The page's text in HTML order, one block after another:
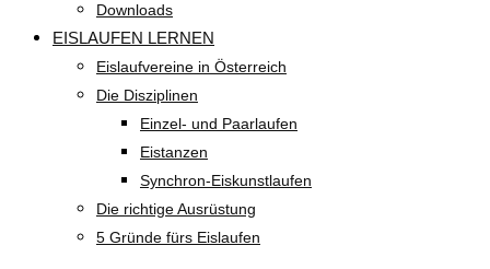
Downloads
EISLAUFEN LERNEN
Eislaufvereine in Österreich
Die Disziplinen
Einzel- und Paarlaufen
Eistanzen
Synchron-Eiskunstlaufen
Die richtige Ausrüstung
5 Gründe fürs Eislaufen